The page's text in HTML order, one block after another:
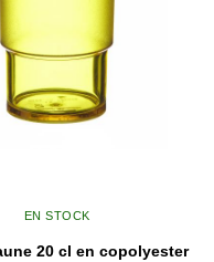
EN STOCK
20 cl en copolyester